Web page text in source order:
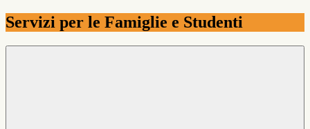
Servizi per le Famiglie e Studenti